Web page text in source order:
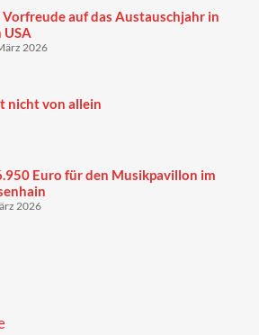
auf das Austauschjahr in
USA
2026
nicht von allein
Euro für den Musikpavillon im
2026